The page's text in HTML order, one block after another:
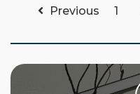
Previous 1